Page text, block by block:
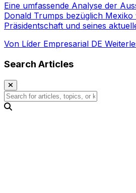
Eine umfassende Analyse der
Donald Trumps bezüglich
Präsidentschaft und seines
Von Líder Empresarial DE
Search Articles